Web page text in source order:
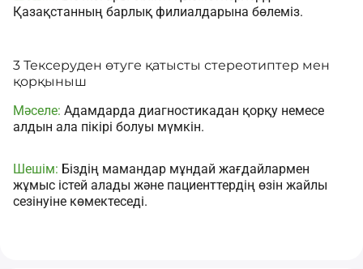
Қазақстанның барлық филиалдарына бөлеміз.
3 Тексеруден өтуге қатысты стереотиптер мен
қорқыныш
Мәселе: Адамдарда диагностикадан қорқу немесе
алдын ала пікірі болуы мүмкін.
Шешім: Біздің мамандар мұндай жағдайлармен
жұмыс істей алады және пациенттердің өзін жайлы
сезінуіне көмектеседі.